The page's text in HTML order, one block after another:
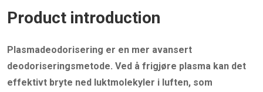
Product introduction
Plasmadeodorisering er en mer avansert
deodoriseringsmetode. Ved å frigjøre plasma kan det
effektivt bryte ned luktmolekyler i luften, som